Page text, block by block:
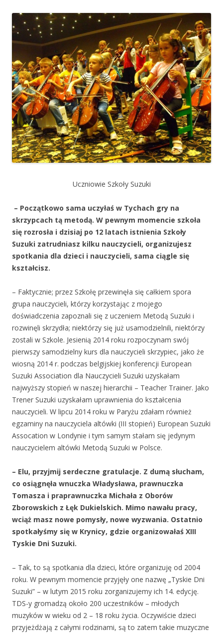
Uczniowie Szkoły Suzuki
– Początkowo sama uczyłaś w Tychach gry na
skrzypcach tą metodą. W pewnym momencie szkoła
się rozrosła i dzisiaj po 12 latach istnienia Szkoły
Suzuki zatrudniasz kilku nauczycieli, organizujesz
spotkania dla dzieci i nauczycieli, sama ciągle się
kształcisz.
– Faktycznie; przez Szkołę przewinęła się całkiem spora
grupa nauczycieli, którzy korzystając z mojego
doświadczenia zapoznali się z uczeniem Metodą Suzuki i
rozwinęli skrzydła; niektórzy się już usamodzielnili, niektórzy
zostali w Szkole. Jesienią 2014 roku rozpoczynam swój
pierwszy samodzielny kurs dla nauczycieli skrzypiec, jako że
wiosną 2014 r. podczas belgijskiej konferencji European
Suzuki Association dla Nauczycieli Suzuki uzyskałam
najwyższy stopień w naszej hierarchii – Teacher Trainer. Jako
Trener Suzuki uzyskałam uprawnienia do kształcenia
nauczycieli. W lipcu 2014 roku w Paryżu zdałam również
egzaminy na nauczyciela altówki (III stopień) European Suzuki
Assocation w Londynie i tym samym stałam się jedynym
nauczycielem altówki Metodą Suzuki w Polsce.
– Elu, przyjmij serdeczne gratulacje. Z dumą słucham,
co osiągnęła wnuczka Władysława, prawnuczka
Tomasza i praprawnuczka Michała z Oborów
Zborowskich z Łęk Dukielskich. Mimo nawału pracy,
wciąż masz nowe pomysły, nowe wyzwania. Ostatnio
spotkałyśmy się w Krynicy, gdzie organizowałaś XIII
Tyskie Dni Suzuki.
– Tak, to są spotkania dla dzieci, które organizuję od 2004
roku. W pewnym momencie przyjęły one nazwę „Tyskie Dni
Suzuki” – w lutym 2015 roku zorganizujemy ich 14. edycję.
TDS-y gromadzą około 200 uczestników – młodych
muzyków w wieku od 2 – 18 roku życia. Oczywiście dzieci
przyjeżdżają z całymi rodzinami, są to zatem takie muzyczne